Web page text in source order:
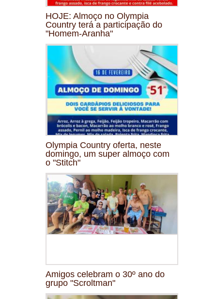
HOJE: Almoço no Olympia
Country terá a participação do
"Homem-Aranha"
Olympia Country oferta, neste
domingo, um super almoço com
o "Stitch"
Amigos celebram o 30º ano do
grupo "Scroltman"